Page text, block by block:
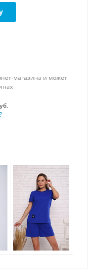
магазина и может